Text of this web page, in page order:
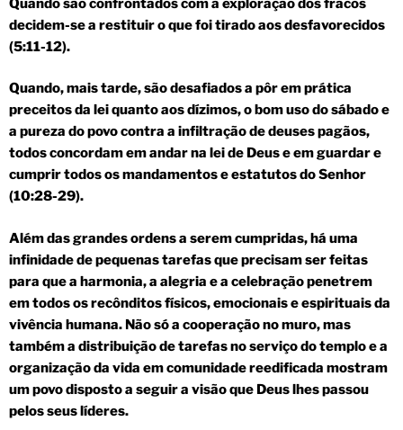
decidem-se a restituir o que foi tirado aos desfavorecidos
(5:11-12).
Quando, mais tarde, são desafiados a pôr em prática
preceitos da lei quanto aos dízimos, o bom uso do sábado e
a pureza do povo contra a infiltração de deuses pagãos,
todos concordam em andar na lei de Deus e em guardar e
cumprir todos os mandamentos e estatutos do Senhor
(10:28-29).
Além das grandes ordens a serem cumpridas, há uma
infinidade de pequenas tarefas que precisam ser feitas
para que a harmonia, a alegria e a celebração penetrem
em todos os recônditos físicos, emocionais e espirituais da
vivência humana. Não só a cooperação no muro, mas
também a distribuição de tarefas no serviço do templo e a
organização da vida em comunidade reedificada mostram
um povo disposto a seguir a visão que Deus lhes passou
pelos seus líderes.